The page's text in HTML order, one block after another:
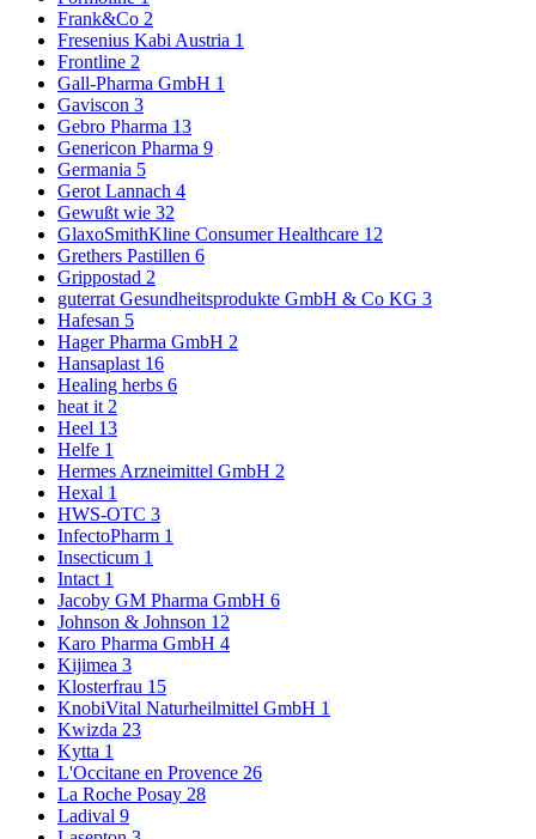
Frank&Co 2
Fresenius Kabi Austria 1
Frontline 2
Gall-Pharma GmbH 1
Gaviscon 3
Gebro Pharma 13
Genericon Pharma 9
Germania 5
Gerot Lannach 4
Gewußt wie 32
GlaxoSmithKline Consumer Healthcare 12
Grethers Pastillen 6
Grippostad 2
guterrat Gesundheitsprodukte GmbH & Co KG 3
Hafesan 5
Hager Pharma GmbH 2
Hansaplast 16
Healing herbs 6
heat it 2
Heel 13
Helfe 1
Hermes Arzneimittel GmbH 2
Hexal 1
HWS-OTC 3
InfectoPharm 1
Insecticum 1
Intact 1
Jacoby GM Pharma GmbH 6
Johnson & Johnson 12
Karo Pharma GmbH 4
Kijimea 3
Klosterfrau 15
KnobiVital Naturheilmittel GmbH 1
Kwizda 23
Kytta 1
L'Occitane en Provence 26
La Roche Posay 28
Ladival 9